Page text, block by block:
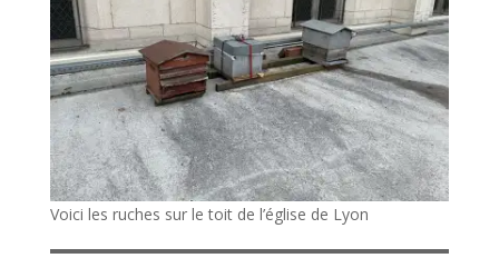
Voici les ruches sur le toit de l’église de Lyon